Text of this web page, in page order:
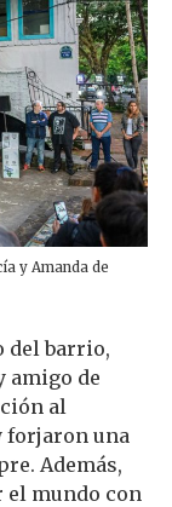
y Amanda de
del barrio,
amigo de
al
forjaron una
Además,
mundo con